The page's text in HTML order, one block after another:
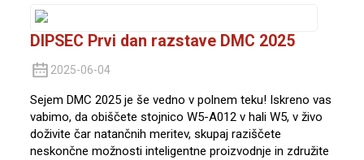
DIPSEC Prvi dan razstave DMC 2025
2025-06-04
Sejem DMC 2025 je še vedno v polnem teku! Iskreno vas
vabimo, da obiščete stojnico W5-A012 v hali W5, v živo
doživite čar natančnih meritev, skupaj raziščete
neskončne možnosti inteligentne proizvodnje in združite